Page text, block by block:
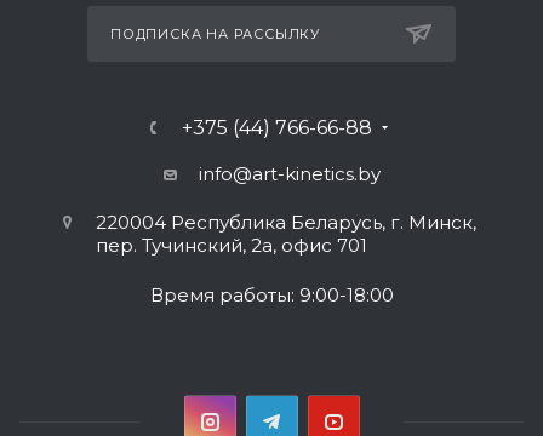
ПОДПИСКА НА РАССЫЛКУ
+375 (44) 766-66-88
info@art-kinetics.by
220004 Республика Беларусь, г. Минск,
пер. Тучинский, 2а, офис 701
Время работы: 9:00-18:00